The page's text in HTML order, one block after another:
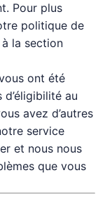
Pour plus
politique de
la section
ont été
au
avez d’autres
service
et nous nous
que vous